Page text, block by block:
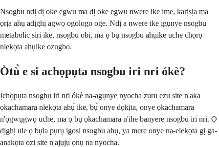
Nsogbu ndị dị oke egwu ma dị oke egwu nwere ike ime, karịsịa ma
ọrịa ahụ adịghị agwọ ogologo oge. Ndị a nwere ike ịgụnye nsogbu
metabolic siri ike, nsogbu obi, ma ọ bụ nsogbu ahụike uche chọrọ
nlekọta ahụike ozugbo.
Òtù̀ e si achọpụta nsogbu iri nri ókè?
Ịchọpụta nsogbu iri nri ókè na-agụnye nyocha zuru ezu site n'aka
ọkachamara nlekọta ahụ́ ike, bụ́ onye dọkịta, onye ọkachamara
n'ọgwụgwọ uche, ma ọ bụ ọkachamara n'ihe banyere nsogbu iri nri. Ọ
dịghị ule ọ bụla pụrụ igosi nsogbu ahụ, ya mere onye na-elekọta gị ga-
anakọta ozi site n'ajụjụ ọnụ na nyocha.